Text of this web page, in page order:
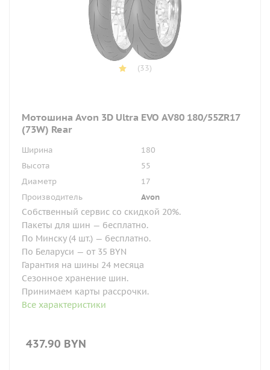
(33)
Мотошина Avon 3D Ultra EVO AV80 180/55ZR17
(73W) Rear
Ширина
180
Высота
55
Диаметр
17
Производитель
Avon
Собственный сервис со скидкой 20%.
Пакеты для шин — бесплатно.
По Минску (4 шт.) — бесплатно.
По Беларуси — от 35 BYN
Гарантия на шины 24 месяца
Сезонное хранение шин.
Принимаем карты рассрочки.
Все характеристики
437.90 BYN